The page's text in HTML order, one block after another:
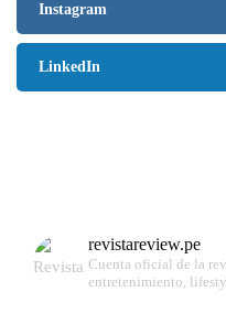
Instagram
LinkedIn
revistareview.pe
Cuenta oficial de la
entretenimiento,